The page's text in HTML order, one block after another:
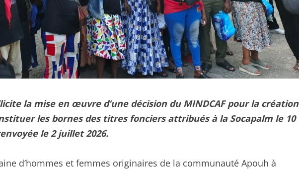
la mise en œuvre d’une décision du MINDCAF pour la création
les bornes des titres fonciers attribués à la Socapalm le 10
le 2 juillet 2026.
d’hommes et femmes originaires de la communauté Apouh à